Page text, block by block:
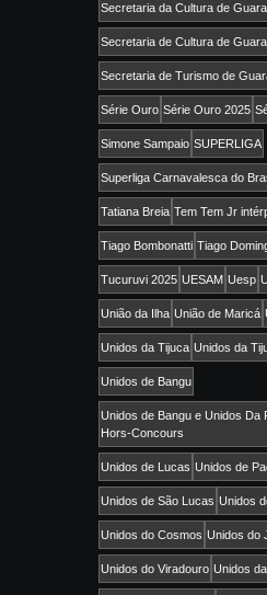
Secretaria da Cultura de
Secretaria de Cultura de
Secretaria de Turismo de
Série Ouro Série Ouro 2025
Simone Sampaio SUPERLIGA
Superliga Carnavalesca do
Tatiana Breia Tem Tem Jr
Tiago Bombonatti Tiago
Tucuruvi 2025 UESAM Uesp
União da Ilha União de Maricá
Unidos da Tijuca Unidos da
Unidos de Bangu
Unidos de Bangu e Unidos Da
Hors-Concours
Unidos de Lucas Unidos de
Unidos de São Lucas Unidos
Unidos do Cosmos Unidos do
Unidos do Viradouro Unidos